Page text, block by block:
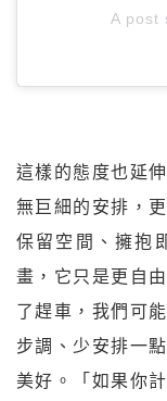
A post
這樣的態度也延
無巨細的安排，
保留空間、擁抱
畫，它只是更自
了趕車，我們可
步調、少安排一
美好。「如果你